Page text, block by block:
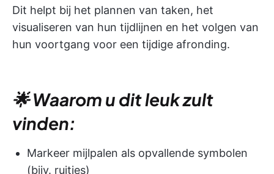
Dit helpt bij het plannen van taken, het
visualiseren van hun tijdlijnen en het volgen van
hun voortgang voor een tijdige afronding.
🌟 Waarom u dit leuk zult
vinden:
Markeer mijlpalen als opvallende symbolen
(bijv. ruitjes)